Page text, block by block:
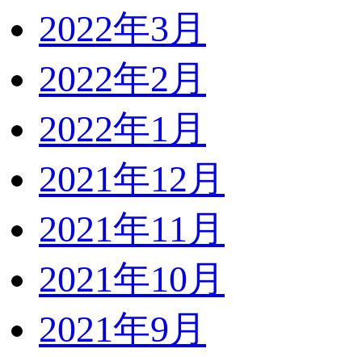
2022年3月
2022年2月
2022年1月
2021年12月
2021年11月
2021年10月
2021年9月